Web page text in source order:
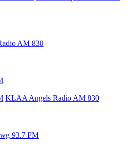
AM 830
KLAA Angels Radio AM 830
93.7 FM